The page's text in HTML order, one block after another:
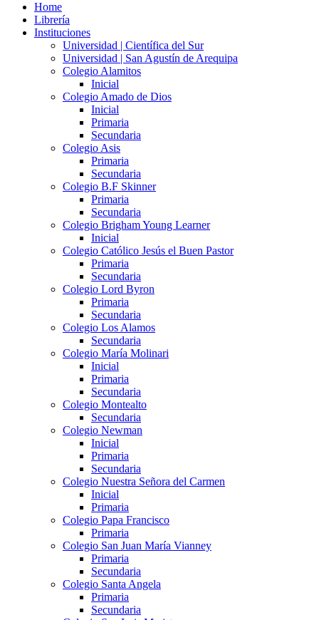
Home
Librería
Instituciones
Universidad | Científica del Sur
Universidad | San Agustín de Arequipa
Colegio Alamitos
Inicial
Colegio Amado de Dios
Inicial
Primaria
Secundaria
Colegio Asis
Primaria
Secundaria
Colegio B.F Skinner
Primaria
Secundaria
Colegio Brigham Young Learner
Inicial
Colegio Católico Jesús el Buen Pastor
Primaria
Secundaria
Colegio Lord Byron
Primaria
Secundaria
Colegio Los Alamos
Secundaria
Colegio María Molinari
Inicial
Primaria
Secundaria
Colegio Montealto
Secundaria
Colegio Newman
Inicial
Primaria
Secundaria
Colegio Nuestra Señora del Carmen
Inicial
Primaria
Colegio Papa Francisco
Primaria
Colegio San Juan María Vianney
Primaria
Secundaria
Colegio Santa Angela
Primaria
Secundaria